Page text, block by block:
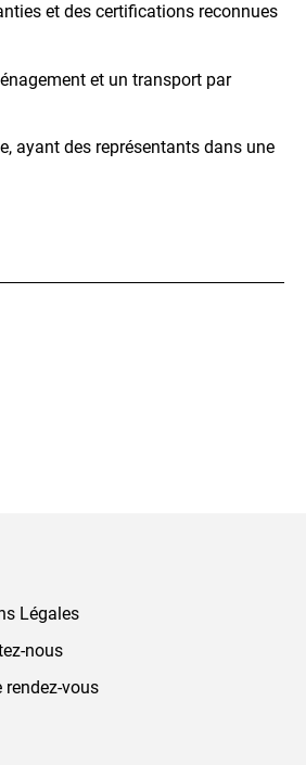
et des certifications reconnues
et un transport par
ayant des représentants dans une
Légales
nous
rendez-vous